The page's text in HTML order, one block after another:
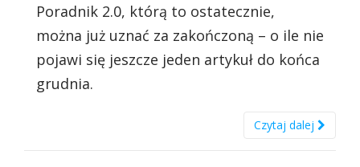
Poradnik 2.0, którą to ostatecznie,
można już uznać za zakończoną – o ile nie
pojawi się jeszcze jeden artykuł do końca
grudnia.
Czytaj dalej